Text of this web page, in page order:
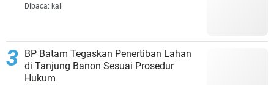
Dibaca: kali
BP Batam Tegaskan Penertiban Lahan
di Tanjung Banon Sesuai Prosedur
Hukum